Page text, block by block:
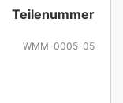
Teilenummer
WMM-0005-05